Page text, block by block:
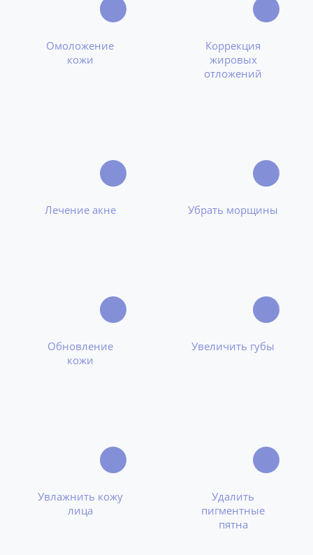
Омоложение
кожи
Коррекция
жировых
отложений
Лечение акне Убрать морщины
Обновление
кожи
Увеличить губы
Увлажнить кожу
лица
Удалить
пигментные
пятна